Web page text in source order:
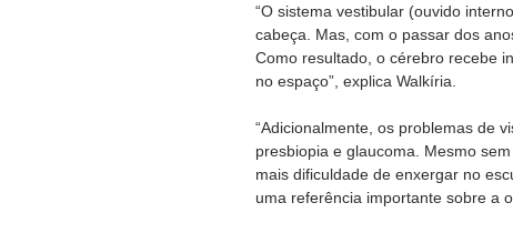
“O sistema vestibular (ouvido
cabeça. Mas, com o passar dos
Como resultado, o cérebro recebe
no espaço”, explica Walkíria.
“Adicionalmente, os problemas de
presbiopia e glaucoma. Mesmo
mais dificuldade de enxergar no
uma referência importante sobre a